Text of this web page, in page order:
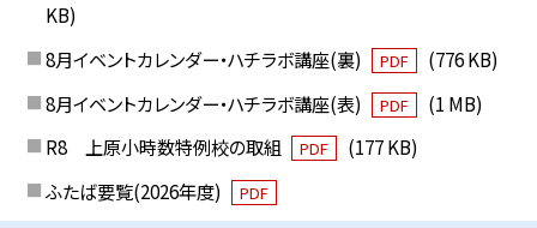
KB)
8月イベントカレンダー・ハチラボ講座(裏)
PDF
(776 KB)
8月イベントカレンダー・ハチラボ講座(表)
PDF
(1 MB)
R8 上原小時数特例校の取組
PDF
(177 KB)
ふたば要覧(2026年度)
PDF